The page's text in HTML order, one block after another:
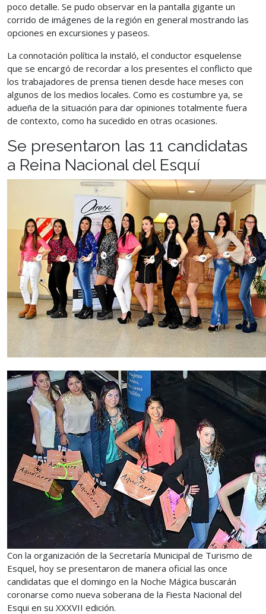
poco detalle. Se pudo observar en la pantalla gigante un
corrido de imágenes de la región en general mostrando las
opciones en excursiones y paseos.
La connotación política la instaló, el conductor esquelense
que se encargó de recordar a los presentes el conflicto que
los trabajadores de prensa tienen desde hace meses con
algunos de los medios locales. Como es costumbre ya, se
adueña de la situación para dar opiniones totalmente fuera
de contexto, como ha sucedido en otras ocasiones.
Se presentaron las 11 candidatas
a Reina Nacional del Esquí
Con la organización de la Secretaría Municipal de Turismo de
Esquel, hoy se presentaron de manera oficial las once
candidatas que el domingo en la Noche Mágica buscarán
coronarse como nueva soberana de la Fiesta Nacional del
Esqui en su XXXVII edición.